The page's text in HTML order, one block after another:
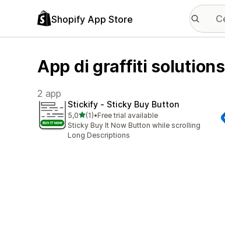
Shopify App Store
App di graffiti solutions
2 app
Stickify ‑ Sticky Buy Button
5,0stelle su 5
(1)
1 recensioni totali
•Free trial available
Sticky Buy It Now Button while scrolling
Long Descriptions